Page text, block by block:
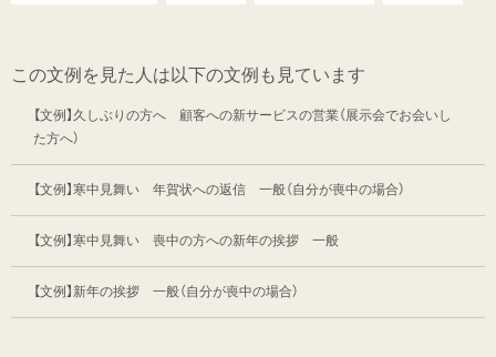
この文例を見た人は以下の文例も見ています
【文例】久しぶりの方へ 顧客への新サービスの営業（展示会でお会いし
た方へ）
【文例】寒中見舞い 年賀状への返信 一般（自分が喪中の場合）
【文例】寒中見舞い 喪中の方への新年の挨拶 一般
【文例】新年の挨拶 一般（自分が喪中の場合）